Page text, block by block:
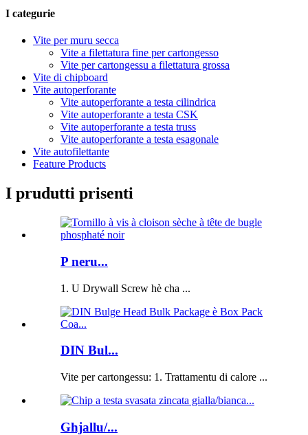
I categurie
Vite per muru secca
Vite a filettatura fine per cartongesso
Vite per cartongessu a filettatura grossa
Vite di chipboard
Vite autoperforante
Vite autoperforante a testa cilindrica
Vite autoperforante a testa CSK
Vite autoperforante a testa truss
Vite autoperforante a testa esagonale
Vite autofilettante
Feature Products
I prudutti prisenti
P neru...
1. U Drywall Screw hè cha ...
DIN Bul...
Vite per cartongessu: 1. Trattamentu di calore ...
Ghjallu/...